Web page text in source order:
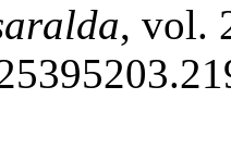
, vol.